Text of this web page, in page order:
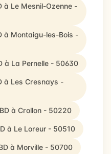
à Le Mesnil-Ozenne -
à Montaigu-les-Bois -
à La Pernelle - 50630
à Les Cresnays -
à Crollon - 50220
à Le Loreur - 50510
à Morville - 50700